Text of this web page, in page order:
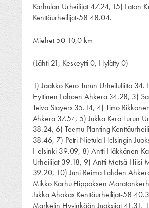
Karhulan Urheilijat 47.24, 15) Faton
Kenttäurheilijat-58 48.04.
Miehet 50 10,0 km
(Lähti 21, Keskeytti 0, Hylätty 0)
1) Jaakko Kero Turun Urheiluliitto
Hyttinen Lahden Ahkera 34.28, 3)
Teivo Stayers 35.14, 4) Timo
Ahkera 37.54, 5) Jukka Kero Turun
38.24, 6) Teemu Planting
38.46, 7) Petri Nietula Helsingin
Helsinki 39.09, 8) Antti Häkkänen
Urheilijat 39.18, 9) Antti Metsä Hiisi
39.20, 10) Jani Reima Lahden
Mikko Karhu Hippoksen
Jukka Ahokas Kenttäurheilijat-58
Markelin Hyvinkään Juoksijat 41.31,